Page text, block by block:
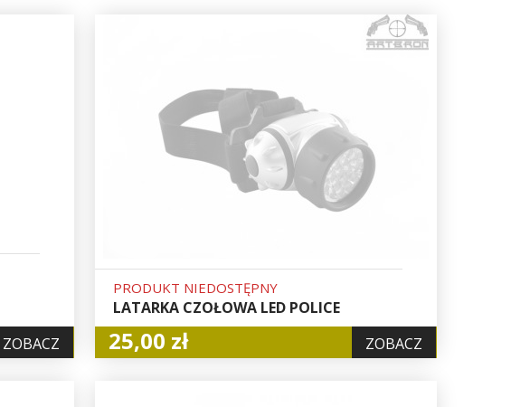
ZOBACZ
PRODUKT NIEDOSTĘPNY
LATARKA CZOŁOWA LED POLICE
25,00 zł ZOBACZ